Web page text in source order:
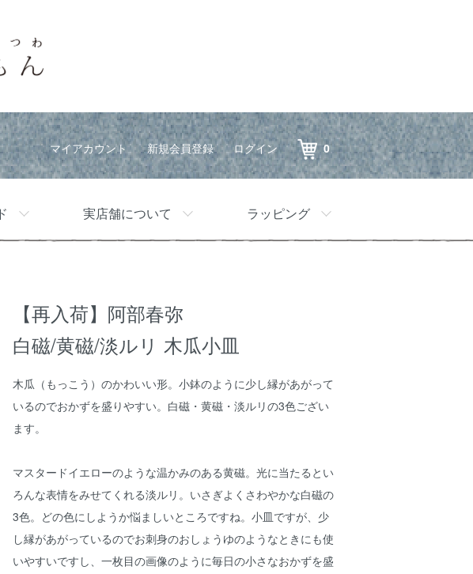
マイアカウント 新規会員登録 ログイン 0
実店舗について ラッピング
【再入荷】阿部春弥
白磁/黄磁/淡ルリ 木瓜小皿
木瓜（もっこう）のかわいい形。小鉢のように少し縁があがって
いるのでおかずを盛りやすい。白磁・黄磁・淡ルリの3色ござい
ます。
マスタードイエローのような温かみのある黄磁。光に当たるとい
ろんな表情をみせてくれる淡ルリ。いさぎよくさわやかな白磁の
3色。どの色にしようか悩ましいところですね。小皿ですが、少
し縁があがっているのでお刺身のおしょうゆのようなときにも使
いやすいですし、一枚目の画像のように毎日の小さなおかずを盛